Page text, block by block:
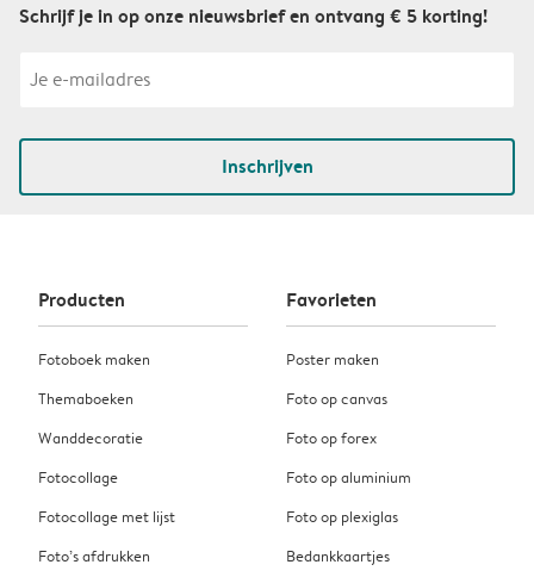
Schrijf je in op onze nieuwsbrief en ontvang € 5 korting!
Inschrijven
Producten
Fotoboek maken
Themaboeken
Wanddecoratie
Fotocollage
Fotocollage met lijst
Foto’s afdrukken
Favorieten
Poster maken
Foto op canvas
Foto op forex
Foto op aluminium
Foto op plexiglas
Bedankkaartjes